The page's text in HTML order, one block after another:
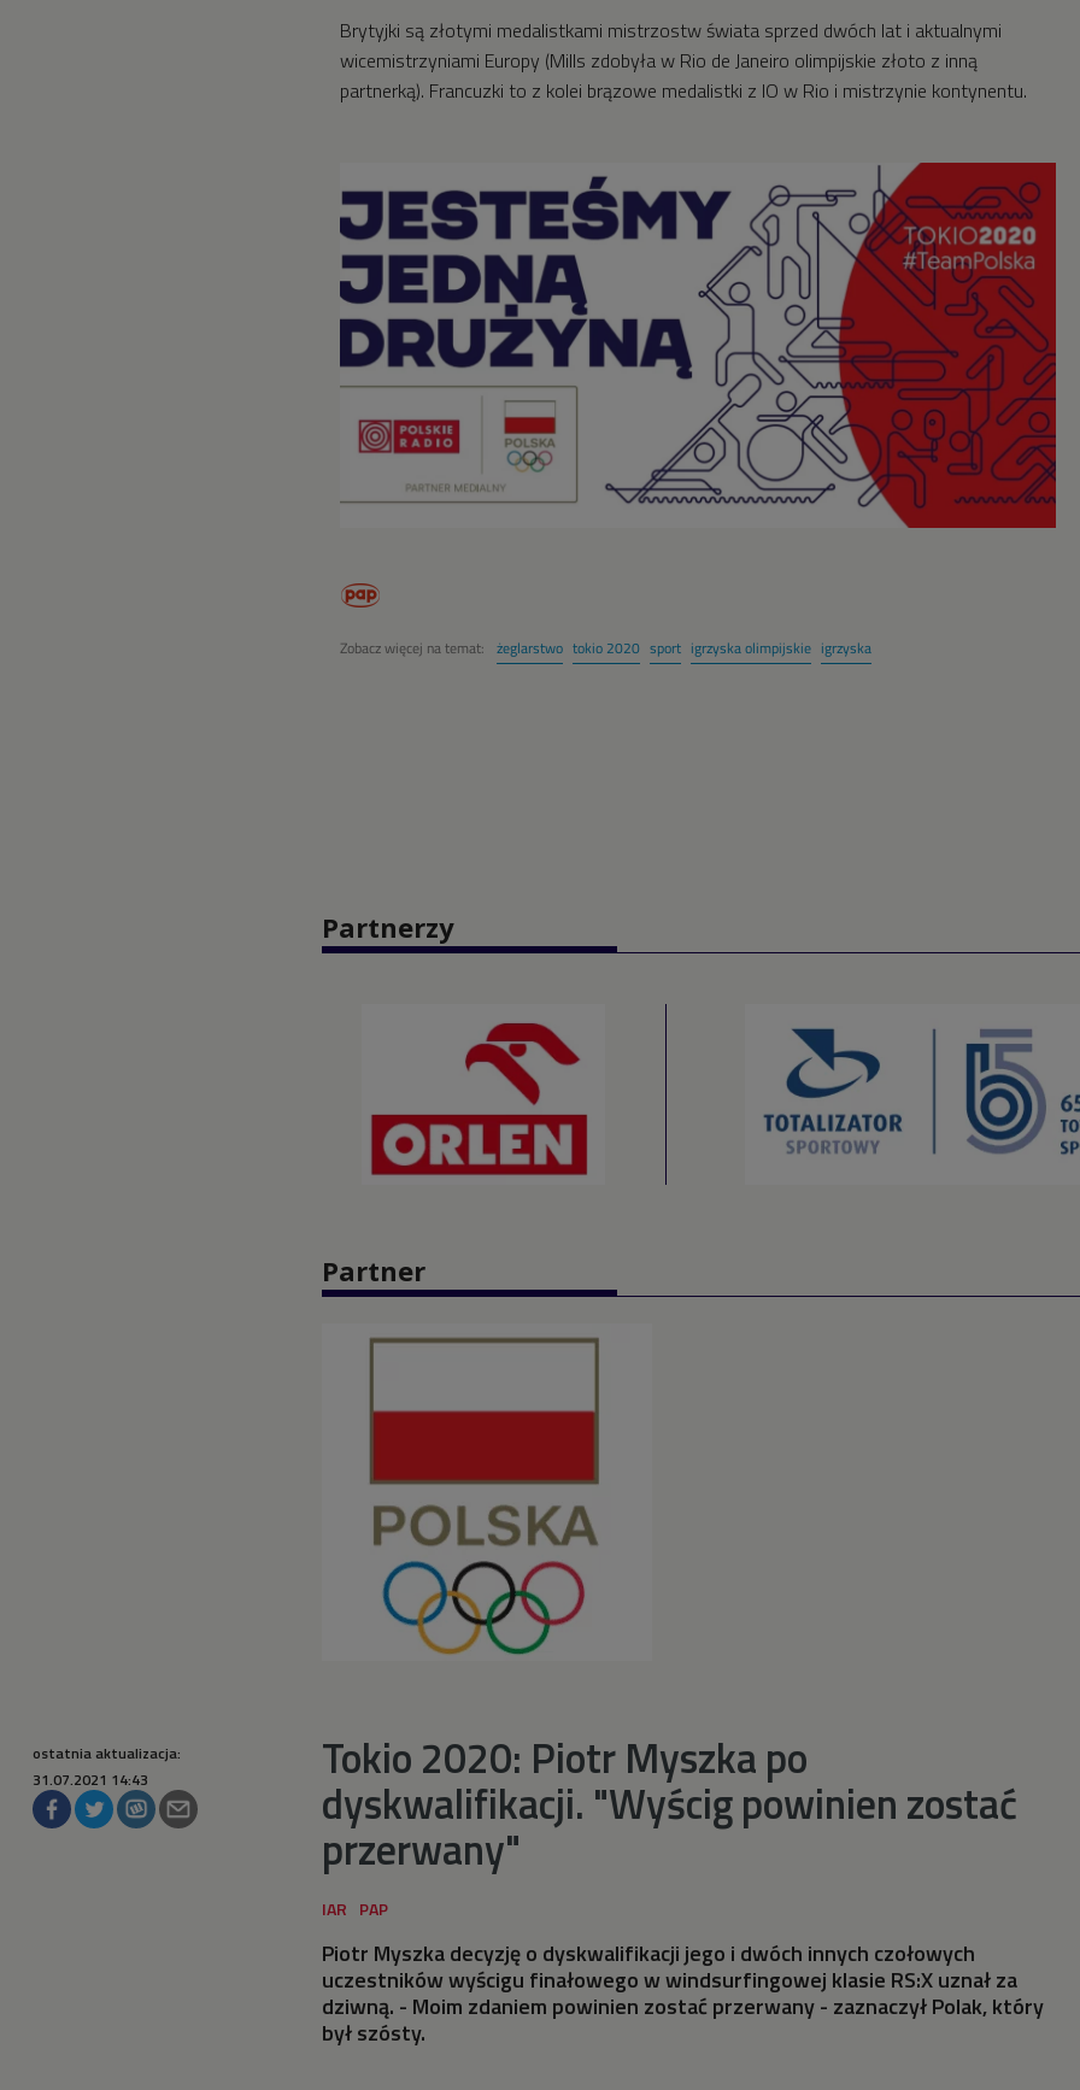
Brytyjki są złotymi medalistkami mistrzostw świata sprzed dwóch lat i aktualnymi
wicemistrzyniami Europy (Mills zdobyła w Rio de Janeiro olimpijskie złoto z inną
partnerką). Francuzki to z kolei brązowe medalistki z IO w Rio i mistrzynie kontynentu.
Zobacz więcej na temat: żeglarstwo tokio 2020 sport igrzyska olimpijskie igrzyska
Partnerzy
Partner
Tokio 2020: Piotr Myszka po
dyskwalifikacji. "Wyścig powinien zostać
przerwany"
ostatnia aktualizacja:
31.07.2021 14:43
Piotr Myszka decyzję o dyskwalifikacji jego i dwóch innych czołowych
uczestników wyścigu finałowego w windsurfingowej klasie RS:X uznał za
dziwną. - Moim zdaniem powinien zostać przerwany - zaznaczył Polak, który
był szósty.